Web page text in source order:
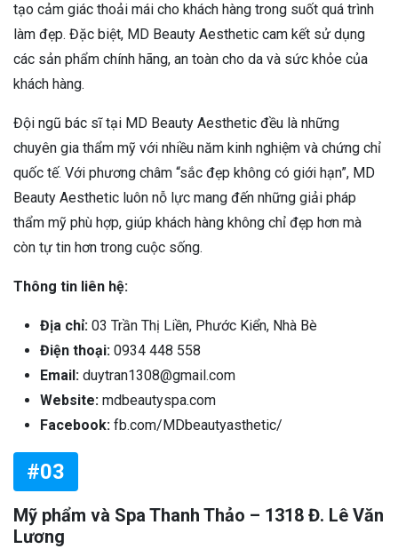
tạo cảm giác thoải mái cho khách hàng trong suốt quá trình
làm đẹp. Đặc biệt, MD Beauty Aesthetic cam kết sử dụng
các sản phẩm chính hãng, an toàn cho da và sức khỏe của
khách hàng.
Đội ngũ bác sĩ tại MD Beauty Aesthetic đều là những
chuyên gia thẩm mỹ với nhiều năm kinh nghiệm và chứng chỉ
quốc tế. Với phương châm “sắc đẹp không có giới hạn”, MD
Beauty Aesthetic luôn nỗ lực mang đến những giải pháp
thẩm mỹ phù hợp, giúp khách hàng không chỉ đẹp hơn mà
còn tự tin hơn trong cuộc sống.
Thông tin liên hệ:
Địa chỉ: 03 Trần Thị Liền, Phước Kiển, Nhà Bè
Điện thoại: 0934 448 558
Email: duytran1308@gmail.com
Website: mdbeautyspa.com
Facebook: fb.com/MDbeautyasthetic/
#03
Mỹ phẩm và Spa Thanh Thảo – 1318 Đ. Lê Văn
Lương